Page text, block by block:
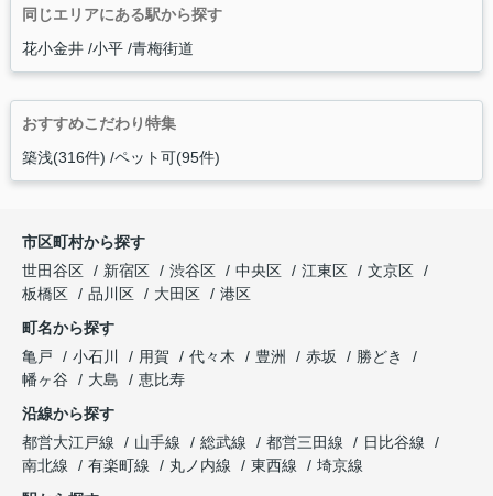
同じエリアにある駅から探す
花小金井 小平 青梅街道
おすすめこだわり特集
築浅(316件) ペット可(95件)
市区町村から探す
世田谷区
新宿区 渋谷区 中央区 江東区
文京区
板橋区
品川区 大田区
港区
町名から探す
亀戸
小石川 用賀 代々木 豊洲 赤坂
勝どき
幡ヶ谷
大島
恵比寿
沿線から探す
都営大江戸線
山手線 総武線 都営三田線
日比谷線
南北線
有楽町線 丸ノ内線 東西線
埼京線